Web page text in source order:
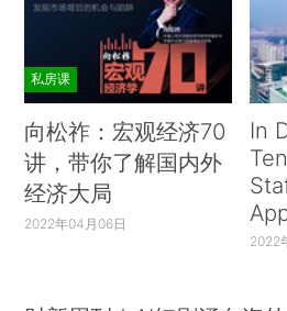
私房课
向松祚：宏观经济70
讲，带你了解国内外
经济大局
2022年04月06日
In
2022